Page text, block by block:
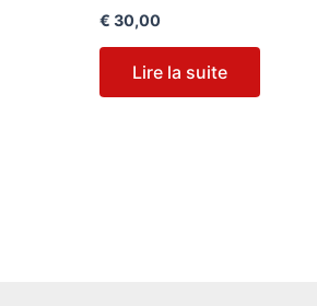
€ 30,00
Lire la suite